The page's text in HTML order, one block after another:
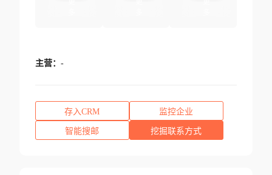
主营： -
存入CRM 监控企业
智能搜邮 挖掘联系方式